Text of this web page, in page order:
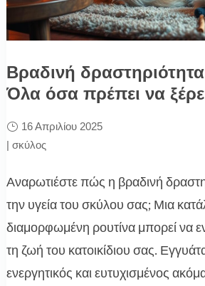
Βραδινή
Όλα όσα πρέπει να
16 Απριλίου 2025
| σκύλος
Αναρωτιέστε πώς η βραδινή
την υγεία του σκύλου σας; Μια
διαμορφωμένη ρουτίνα μπορεί να
τη ζωή του κατοικίδιου σας.
ενεργητικός και ευτυχισμένος